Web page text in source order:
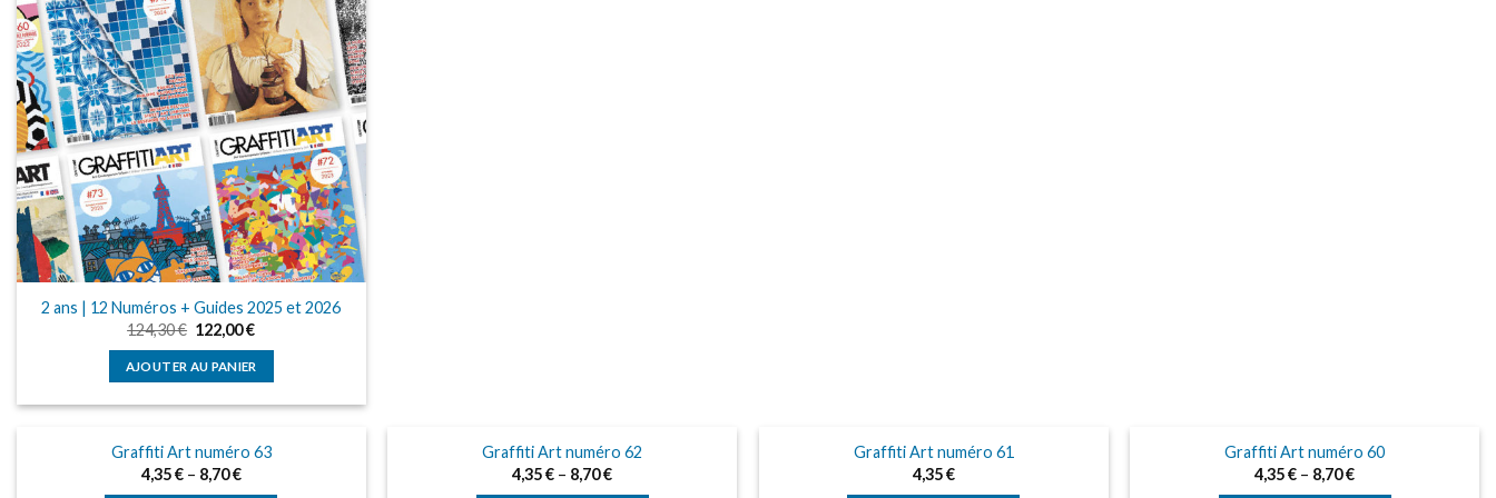
2 ans | 12 Numéros + Guides 2025 et 2026
124,30€ Le
initial
était :
122,00€Le
actuel
est :
AJOUTER AU PANIER
Graffiti Art numéro 63
4,35€– 8,70€
Graffiti Art numéro 62
4,35€ – 8,70€
Graffiti Art numéro 61
4,35€
Graffiti Art numéro 60
4,35€ – 8,70€